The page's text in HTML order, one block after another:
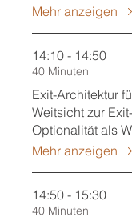
Mehr anzeigen
14:10 - 14:50
40 Minuten
Exit-Architektur
Weitsicht zur
Optionalität als
Mehr anzeigen
14:50 - 15:30
40 Minuten